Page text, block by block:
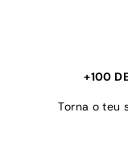
+100
Torna o teu